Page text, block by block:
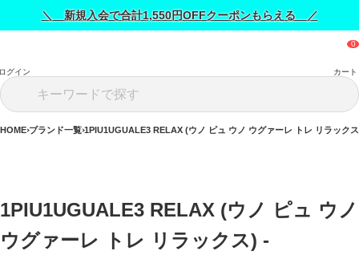
＼ 新規入会で合計1,550円OFFクーポンもらえる ／
グイン カート
HOME ブランド一覧 1PIU1UGUALE3 RELAX (ウノ ピュ ウノ ウグァーレ トレ リラック
1PIU1UGUALE3 RELAX (ウノ ピュ ウノ
ウグァーレ トレ リラックス) -